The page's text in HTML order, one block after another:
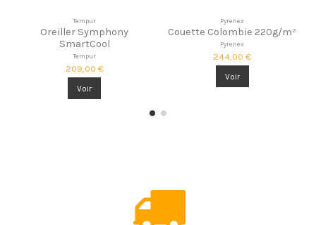
Tempur
Oreiller Symphony
SmartCool
Tempur
209,00 €
Voir
Pyrenex
Couette Colombie 220g/m²
Pyrenex
244,00 €
Voir